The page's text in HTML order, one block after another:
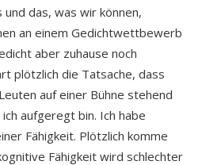
das, was wir können,
an einem Gedichtwettbewerb
aber zuhause noch
plötzlich die Tatsache, dass
auf einer Bühne stehend
aufgeregt bin. Ich habe
Fähigkeit. Plötzlich komme
Fähigkeit wird schlechter